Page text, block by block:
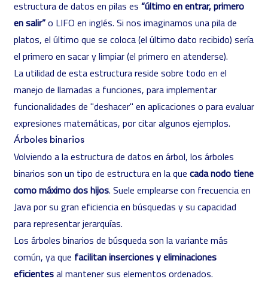
estructura de datos en pilas es “último en entrar, primero
en salir”o LIFO en inglés. Si nos imaginamos una pila de
platos, el último que se coloca (el último dato recibido) sería
el primero en sacar y limpiar (el primero en atenderse).
La utilidad de esta estructura reside sobre todo en el
manejo de llamadas a funciones, para implementar
funcionalidades de "deshacer" en aplicaciones o para evaluar
expresiones matemáticas, por citar algunos ejemplos.
Árboles binarios
Volviendo a la estructura de datos en árbol, los árboles
binarios son un tipo de estructura en la que cada nodo tiene
como máximo dos hijos. Suele emplearse con frecuencia en
Java por su gran eficiencia en búsquedas y su capacidad
para representar jerarquías.
Los árboles binarios de búsqueda son la variante más
común, ya que facilitan inserciones y eliminaciones
eficientesal mantener sus elementos ordenados.